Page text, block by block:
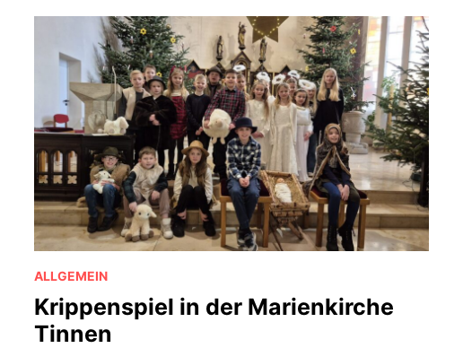
ALLGEMEIN
Krippenspiel in der Marienkirche
Tinnen